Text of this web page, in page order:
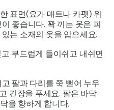
표면(요가 매트나 카펫) 위
좋습니다. 꽉 끼는 옷은 피
는 소재의 옷을 입으세요.
부드럽게 들이쉬고 내쉬면
팔과 다리를 쭉 뻗어 누우
긴장을 푸세요. 팔은 바닥
을 향하게 합니다.